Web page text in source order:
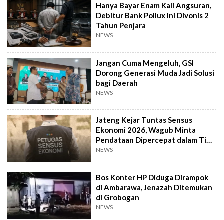
Hanya Bayar Enam Kali Angsuran,
Debitur Bank Pollux Ini Divonis 2
Tahun Penjara
NEWS
Jangan Cuma Mengeluh, GSI
Dorong Generasi Muda Jadi Solusi
bagi Daerah
NEWS
Jateng Kejar Tuntas Sensus
Ekonomi 2026, Wagub Minta
Pendataan Dipercepat dalam Tiga
Pekan
NEWS
Bos Konter HP Diduga Dirampok
di Ambarawa, Jenazah Ditemukan
di Grobogan
NEWS